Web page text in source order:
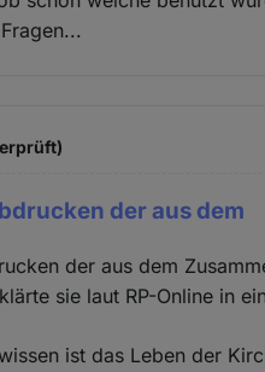
der aus dem
der aus dem
sie laut RP-Online in
ist das Leben der